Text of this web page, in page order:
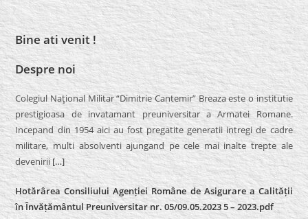
Bine ati venit !
Despre noi
Colegiul Naţional Militar “Dimitrie Cantemir” Breaza este o institutie
prestigioasa de invatamant preuniversitar a Armatei Romane.
Incepand din 1954 aici au fost pregatite generatii intregi de cadre
militare, multi absolventi ajungand pe cele mai inalte trepte ale
devenirii[…]
Hotărârea Consiliului Agenției Române de Asigurare a Calității
în Învățământul Preuniversitar nr. 05/09.05.2023 5 – 2023.pdf